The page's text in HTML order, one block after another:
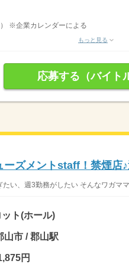
※企業カレンダーによる
もっと見る
応募する（バイト
ーズメントstaff！禁煙店
たい、週3勤務がしたい そんなワガマ
ト(ホール)
山市 / 郡山駅
円